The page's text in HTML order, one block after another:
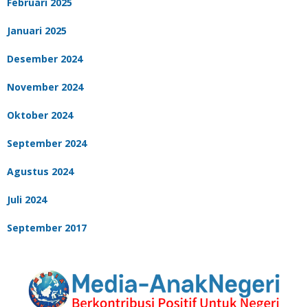
Januari 2025
Desember 2024
November 2024
Oktober 2024
September 2024
Agustus 2024
Juli 2024
September 2017